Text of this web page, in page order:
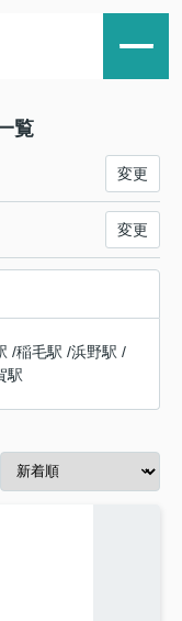
覧
変更
変更
/稲毛駅 /浜野駅 /
駅